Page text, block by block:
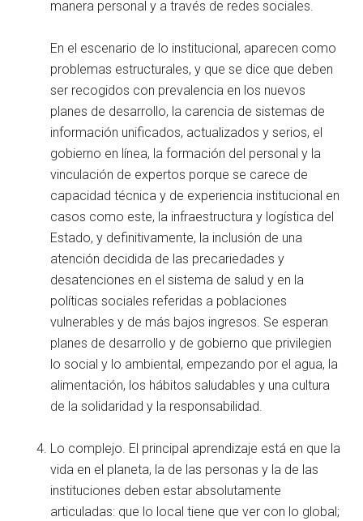
manera personal y a través de redes sociales.
En el escenario de lo institucional, aparecen como
problemas estructurales, y que se dice que deben
ser recogidos con prevalencia en los nuevos
planes de desarrollo, la carencia de sistemas de
información unificados, actualizados y serios, el
gobierno en línea, la formación del personal y la
vinculación de expertos porque se carece de
capacidad técnica y de experiencia institucional en
casos como este, la infraestructura y logística del
Estado, y definitivamente, la inclusión de una
atención decidida de las precariedades y
desatenciones en el sistema de salud y en la
políticas sociales referidas a poblaciones
vulnerables y de más bajos ingresos. Se esperan
planes de desarrollo y de gobierno que privilegien
lo social y lo ambiental, empezando por el agua, la
alimentación, los hábitos saludables y una cultura
de la solidaridad y la responsabilidad.
Lo complejo. El principal aprendizaje está en que la
vida en el planeta, la de las personas y la de las
instituciones deben estar absolutamente
articuladas: que lo local tiene que ver con lo global;